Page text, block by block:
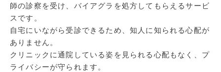
師の診察を受け、バイアグラを処方してもらえるサービ
スです。
自宅にいながら受診できるため、知人に知られる心配が
ありません。
クリニックに通院している姿を見られる心配もなく、プ
ライバシーが守られます。